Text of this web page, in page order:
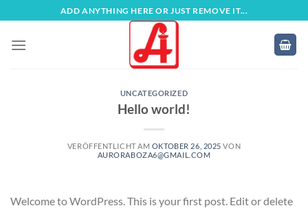
Inhalt
springen
ADD ANYTHING HERE OR JUST REMOVE IT...
UNCATEGORIZED
Hello world!
VERÖFFENTLICHT AM OKTOBER 26, 2025 VON
AURORABOZA6@GMAIL.COM
Welcome to WordPress. This is your first post. Edit or delete